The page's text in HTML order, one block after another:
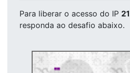
Para liberar o acesso do IP
responda ao desafio abaixo.